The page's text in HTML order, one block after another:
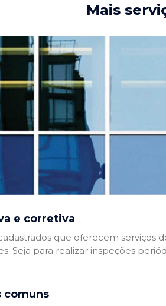
Mais
e corretiva
que oferecem
Seja para realizar inspeções
comuns